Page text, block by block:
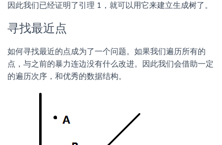
因此我们已经证明了引理 1，就可以用它来建立生成树了。
寻找最近点
如何寻找最近的点成为了一个问题。如果我们遍历所有的
点，与之前的暴力连边没有什么改进。因此我们会借助一定
的遍历次序，和优秀的数据结构。